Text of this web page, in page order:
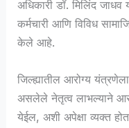
अधिकारी डॉ. मिलिंद जाधव
कर्मचारी आणि विविध
केले आहे.
जिल्ह्यातील आरोग्य
असलेले नेतृत्व लाभल्याने
येईल, अशी अपेक्षा व्यक्त